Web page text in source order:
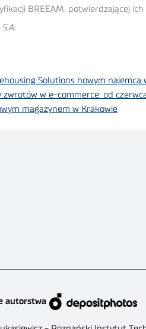
BREEAM, potwierdzającej
Solutions nowym najemcą
zwrotów w e-commerce: od
magazynem w Krakowie
autorstwa